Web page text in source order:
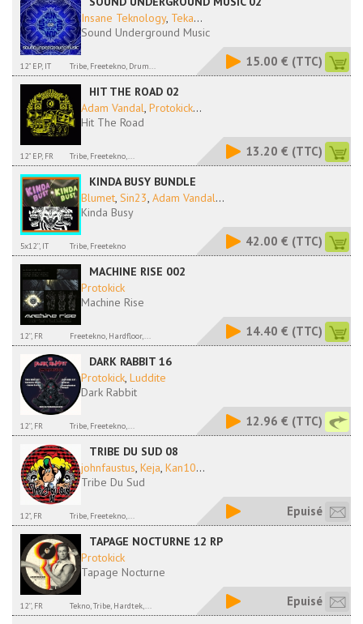
Insane Teknology, Teka...
Sound Underground Music
12" EP, IT Tribe, Freetekno, Drum... 15.00 € (TTC)
HIT THE ROAD 02
Adam Vandal, Protokick...
Hit The Road
12" EP, FR Tribe, Freetekno,... 13.20 € (TTC)
KINDA BUSY BUNDLE
Blumet, Sin23, Adam Vandal...
Kinda Busy
5x12'', IT Tribe, Freetekno 42.00 € (TTC)
MACHINE RISE 002
Protokick
Machine Rise
12'', FR Freetekno, Hardfloor,... 14.40 € (TTC)
DARK RABBIT 16
Protokick, Luddite
Dark Rabbit
12'', FR Tribe, Freetekno,... 12.96 € (TTC)
TRIBE DU SUD 08
johnfaustus, Keja, Kan10...
Tribe Du Sud
12", FR Tribe, Freetekno,... Epuisé
TAPAGE NOCTURNE 12 RP
Protokick
Tapage Nocturne
12'', FR Tekno, Tribe, Hardtek,... Epuisé